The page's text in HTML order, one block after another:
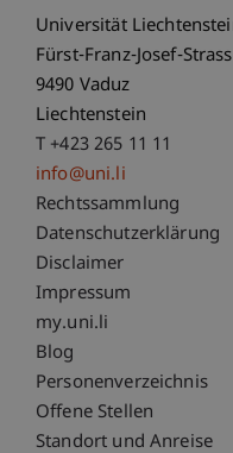
Universität
Fürst-Franz-Josef-
9490 Vaduz
Liechtenstein
T +423 265 11 11
info@uni.li
Fußzeile
Rechtssammlung
Datenschutzerklärung
Disclaimer
Impressum
Fußzeile
my.uni.li
Blog
Personenverzeichnis
Offene Stellen
Standort und Anreise